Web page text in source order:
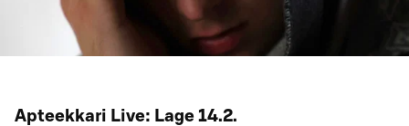
Apteekkari Live: Lage 14.2.